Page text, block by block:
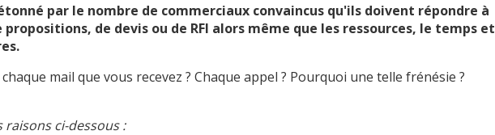
par le nombre de commerciaux convaincus qu'ils doivent répondre à
propositions, de devis ou de RFI alors même que les ressources, le temps et
mail que vous recevez ? Chaque appel ? Pourquoi une telle frénésie ?
raisons ci-dessous :